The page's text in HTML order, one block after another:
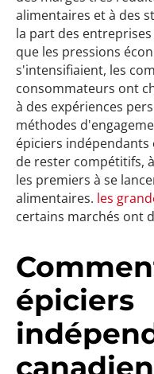
alimentaires et à des
la part des
que les pressions
s'intensifiaient, les
consommateurs ont
à des expériences
méthodes
épiciers
de rester compétitifs,
les premiers à se
alimentaires. les
certains marchés ont
épiciers